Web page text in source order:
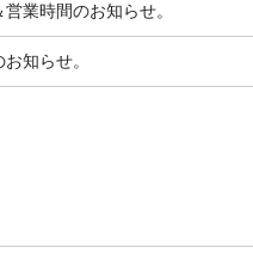
業時間のお知らせ。
知らせ。